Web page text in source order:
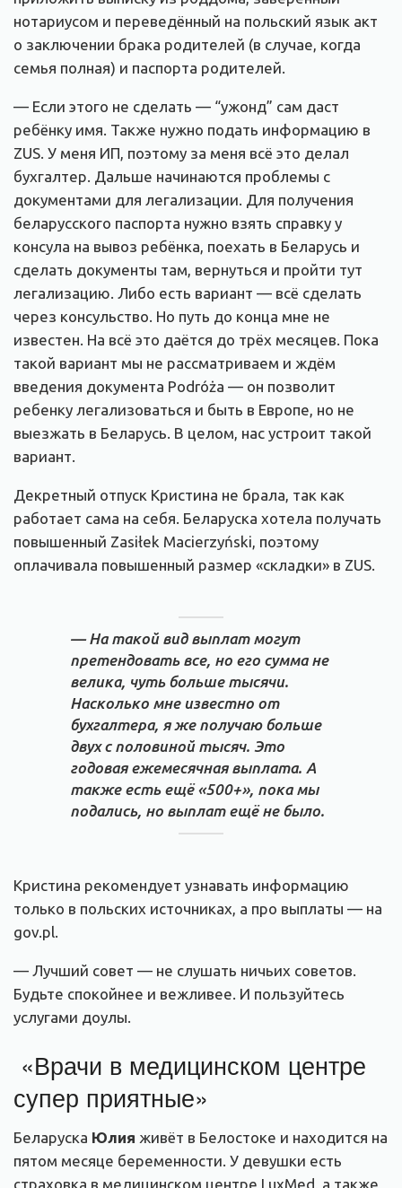
нотариусом и переведённый на польский язык акт
о заключении брака родителей (в случае, когда
семья полная) и паспорта родителей.
— Если этого не сделать — “ужонд” сам даст
ребёнку имя. Также нужно подать информацию в
ZUS. У меня ИП, поэтому за меня всё это делал
бухгалтер. Дальше начинаются проблемы с
документами для легализации. Для получения
беларусского паспорта нужно взять справку у
консула на вывоз ребёнка, поехать в Беларусь и
сделать документы там, вернуться и пройти тут
легализацию. Либо есть вариант — всё сделать
через консульство. Но путь до конца мне не
известен. На всё это даётся до трёх месяцев. Пока
такой вариант мы не рассматриваем и ждём
введения документа Podróża — он позволит
ребенку легализоваться и быть в Европе, но не
выезжать в Беларусь. В целом, нас устроит такой
вариант.
Декретный отпуск Кристина не брала, так как
работает сама на себя. Беларуска хотела получать
повышенный Zasiłek Macierzyński, поэтому
оплачивала повышенный размер «складки» в ZUS.
— На такой вид выплат могут
претендовать все, но его сумма не
велика, чуть больше тысячи.
Насколько мне известно от
бухгалтера, я же получаю больше
двух с половиной тысяч. Это
годовая ежемесячная выплата. А
также есть ещё «500+», пока мы
подались, но выплат ещё не было.
Кристина рекомендует узнавать информацию
только в польских источниках, а про выплаты — на
gov.pl.
— Лучший совет — не слушать ничьих советов.
Будьте спокойнее и вежливее. И пользуйтесь
услугами доулы.
«Врачи в медицинском центре
супер приятные»
Беларуска Юлия живёт в Белостоке и находится на
пятом месяце беременности. У девушки есть
страховка в медицинском центре LuxMed, а также